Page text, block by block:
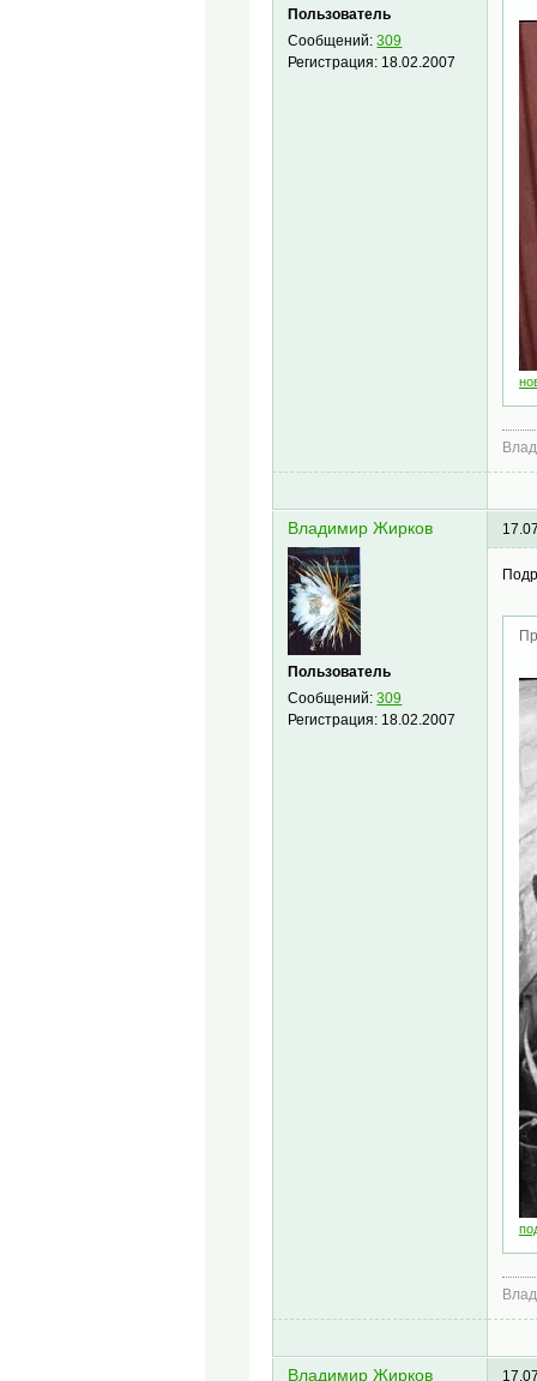
Пользователь
Сообщений:309
Регистрация: 18.02.2007
Владимир Жирков
Пользователь
Сообщений:309
Регистрация: 18.02.2007
Владимир Жирков